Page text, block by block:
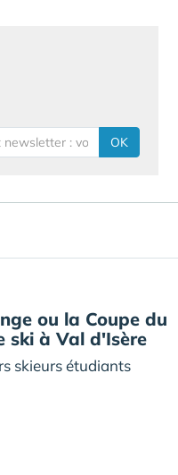
OK
ou la Coupe du
ski à Val d'Isère
skieurs étudiants